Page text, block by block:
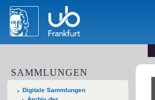
SAMMLUNGEN
Digitale Sammlungen